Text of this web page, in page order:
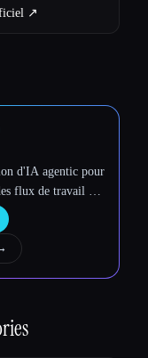
↗︎
d'IA agentic pour
flux de travail et